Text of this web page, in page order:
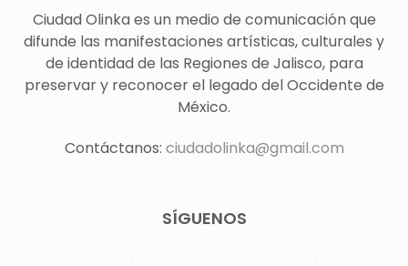
Ciudad Olinka es un medio de comunicación que
difunde las manifestaciones artísticas, culturales y
de identidad de las Regiones de Jalisco, para
preservar y reconocer el legado del Occidente de
México.
Contáctanos: ciudadolinka@gmail.com
SÍGUENOS